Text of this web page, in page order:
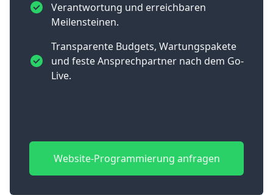
Verantwortung und erreichbaren
Meilensteinen.
Transparente Budgets, Wartungspakete
und feste Ansprechpartner nach dem Go-
Live.
Website-Programmierung anfragen